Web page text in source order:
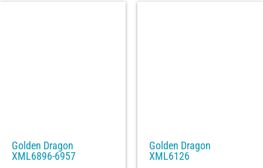
Golden Dragon
XML6896-6957
Golden Dragon
XML6126